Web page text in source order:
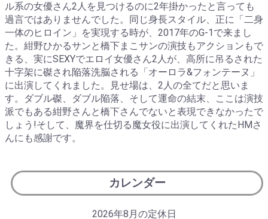
ル系の女優さん2人を見つけるのに2年掛かったと言っても
過言ではありませんでした。同じ身長スタイル、正に「二身
一体のヒロイン」を実現する時が、2017年のG-1で来まし
た。紺野ひかるサンと橋下まこサンの演技もアクションもで
きる、実にSEXYでエロイ女優さん2人が、高所に吊るされた
十字架に磔され陥落洗脳される「オーロラ&フォンテーヌ」
に出演してくれました。見せ場は、2人の全てだと思いま
す。ダブル磔、ダブル陥落、そして運命の結末、ここは演技
派でもある紺野さんと橋下さんでないと表現できなかったで
しょう!そして、魔界を仕切る魔女役に出演してくれたHMさ
んにも感謝です。
カレンダー
2026年8月の定休日